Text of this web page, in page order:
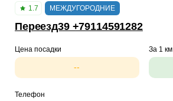
1.7 МЕЖДУГОРОДНИЕ
Переезд39 +79114591282
Цена посадки
--
За 1 км
Телефон